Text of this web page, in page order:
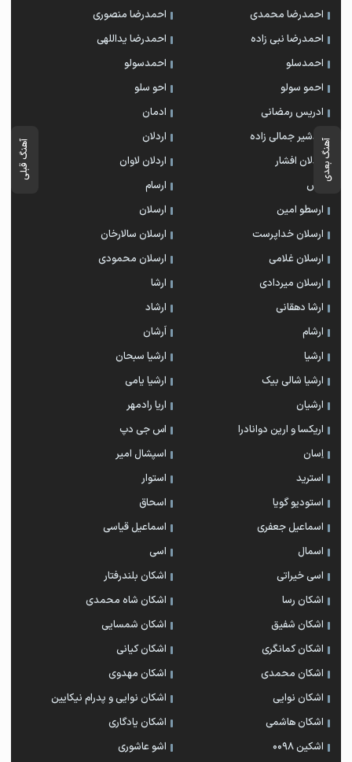
آهنگ بعدی آهنگ قبلی
احمدرضا محمدی
احمدرضا منصوری
احمدرضا نبی زاده
احمدرضا یداللهی
احمدسلو
احمدسولو
احمو سولو
احو سلو
ادریس رمضانی
ادمان
اردشیر جمالی زاده
اردلان
اردلان افشار
اردلان لاوان
ارس
ارسام
ارسطو امین
ارسلان
ارسلان خداپرست
ارسلان سالارخان
ارسلان غلامی
ارسلان محمودی
ارسلان میردادی
ارشا
ارشا دهقانی
ارشاد
ارشام
اَرشان
ارشیا
ارشیا سبحان
ارشیا شالی بیک
ارشیا یامی
ارشیان
اریا رادمهر
اریکسا و ارین دوانادرا
اس جی دپ
اِسان
اسپشال امیر
استرید
استوار
استودیو گویا
اسحاق
اسماعیل جعفری
اسماعیل قیاسی
اسمال
اسی
اسی خیراتی
اشکان بلندرفتار
اشکان رسا
اشکان شاه محمدی
اشکان شفیق
اشکان شمسایی
اشکان‌ کمانگری
اشکان کیانی
اشکان محمدی
اشکان مهدوی
اشکان نوایی
اشکان نوایی و پدرام نیکایین
اشکان هاشمی
اشکان یادگاری
اشکین ۰۰۹۸
اشو عاشوری